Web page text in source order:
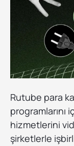
Rutube para
programlarını
hizmetlerini
şirketlerle